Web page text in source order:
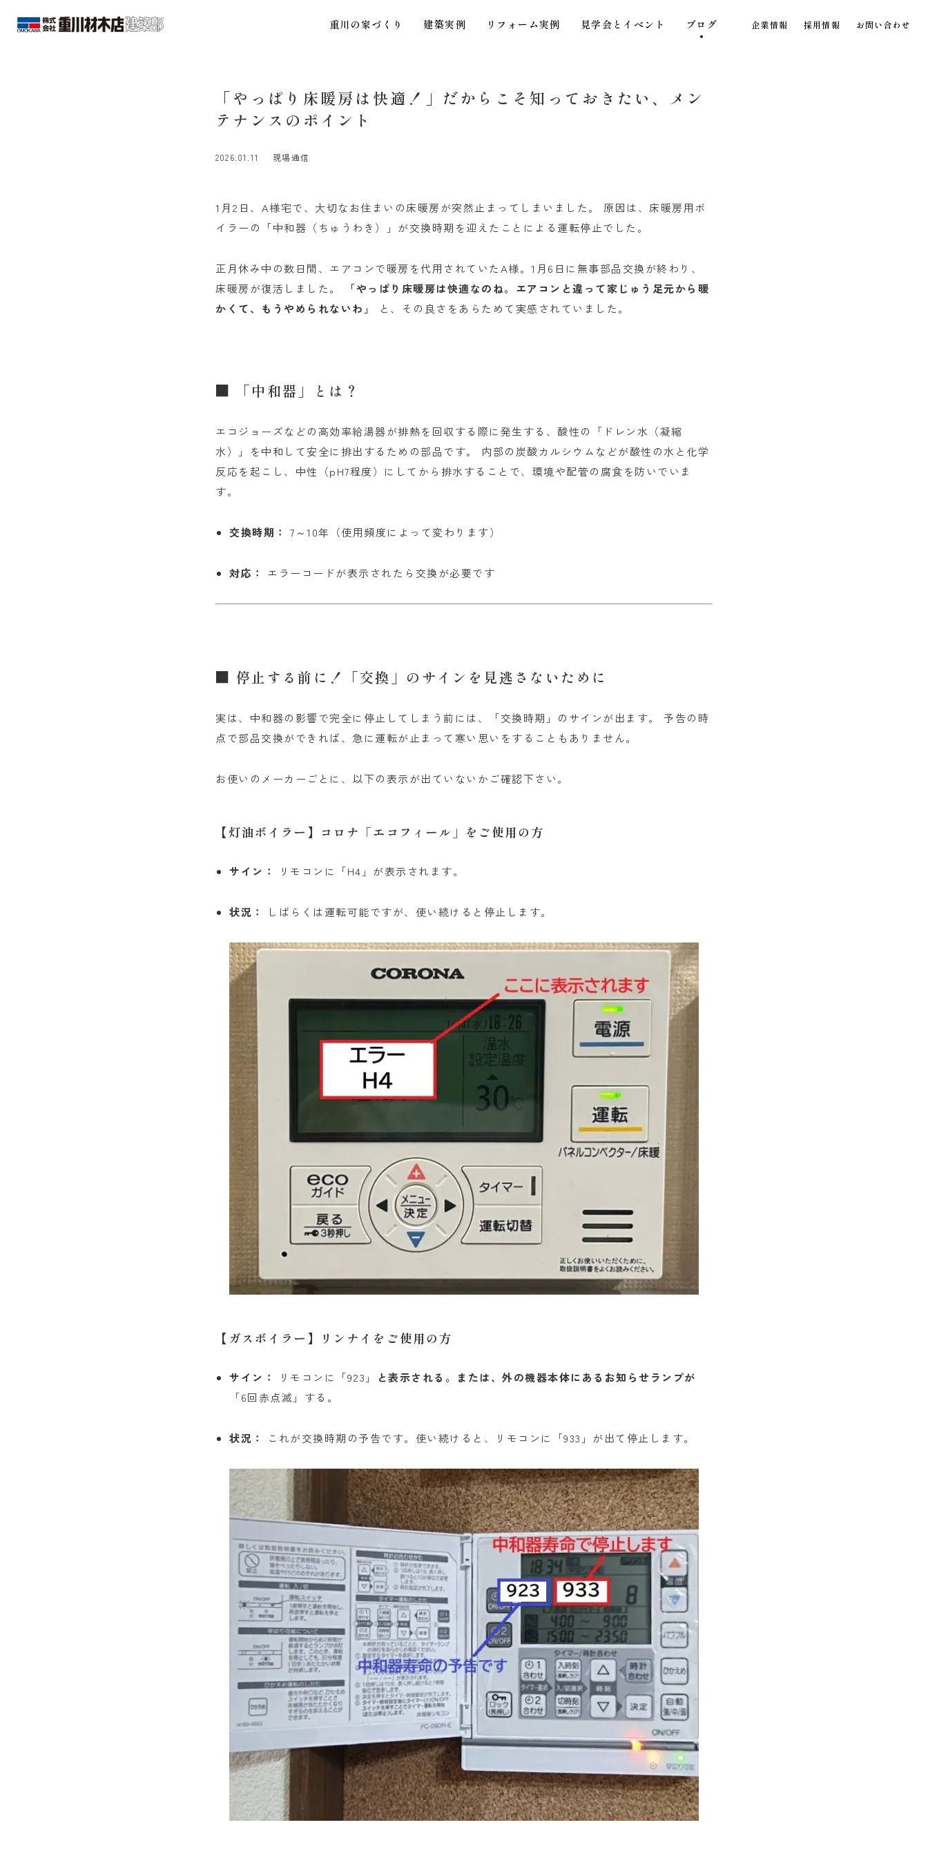
重川の家づくり 建築実例 リフォーム実例 見学会とイベント ブログ 企業情報 採用情報 お問い合わせ
「やっぱり床暖房は快適！」だからこそ知っておきたい、メン
テナンスのポイント
2026.01.11 現場通信
1月2日、A様宅で、大切なお住まいの床暖房が突然止まってしまいました。 原因は、床暖房用ボ
イラーの「中和器（ちゅうわき）」が交換時期を迎えたことによる運転停止でした。
正月休み中の数日間、エアコンで暖房を代用されていたA様。1月6日に無事部品交換が終わり、
床暖房が復活しました。
「やっぱり床暖房は快適なのね。エアコンと違って家じゅう足元から暖
かくて、もうやめられないわ」
と、その良さをあらためて実感されていました。
■ 「中和器」とは？
エコジョーズなどの高効率給湯器が排熱を回収する際に発生する、酸性の「ドレン水（凝縮
水）」を中和して安全に排出するための部品です。 内部の炭酸カルシウムなどが酸性の水と化学
反応を起こし、中性（pH7程度）にしてから排水することで、環境や配管の腐食を防いでいま
す。
交換時期： 7～10年（使用頻度によって変わります）
対応： エラーコードが表示されたら交換が必要です
■ 停止する前に！「交換」のサインを見逃さないために
実は、中和器の影響で完全に停止してしまう前には、「交換時期」のサインが出ます。 予告の時
点で部品交換ができれば、急に運転が止まって寒い思いをすることもありません。
お使いのメーカーごとに、以下の表示が出ていないかご確認下さい。
【灯油ボイラー】コロナ「エコフィール」をご使用の方
サイン： リモコンに「H4」が表示されます。
状況： しばらくは運転可能ですが、使い続けると停止します。
【ガスボイラー】リンナイをご使用の方
サイン： リモコンに「923」
と表示される。または、外の機器本体にあるお知らせランプが
「6回赤点滅」する。
状況： これが交換時期の予告です。使い続けると、リモコンに「933」が出て停止します。